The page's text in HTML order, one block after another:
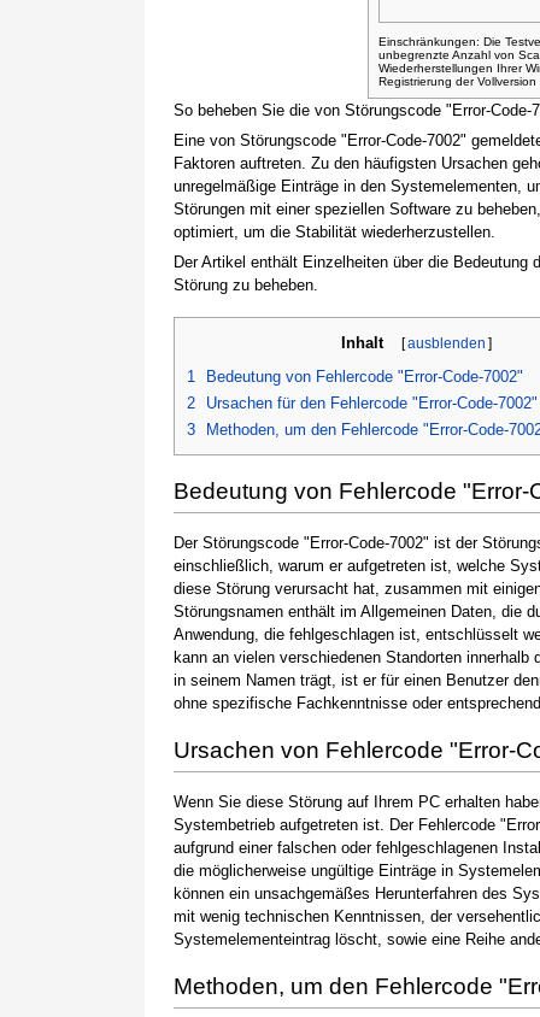
So beheben Sie die von Störungscode "Error-Code-
Eine von Störungscode "Error-Code-7002"
Faktoren auftreten. Zu den häufigsten Ursachen
unregelmäßige Einträge in den Systemelementen,
Störungen mit einer speziellen Software zu
optimiert, um die Stabilität wiederherzustellen.
Der Artikel enthält Einzelheiten über die
Störung zu beheben.
Inhalt [ausblenden ]
1
Bedeutung von Fehlercode "Error-Code-7002"
2
Ursachen für den Fehlercode "Error-Code-7002"
3
Methoden, um den Fehlercode "Error-Code-
Bedeutung von Fehlercode "Error-
Der Störungscode "Error-Code-7002" ist der
einschließlich, warum er aufgetreten ist, welche
diese Störung verursacht hat, zusammen mit
Störungsnamen enthält im Allgemeinen Daten, die
Anwendung, die fehlgeschlagen ist, entschlüsselt
kann an vielen verschiedenen Standorten
in seinem Namen trägt, ist er für einen Benutzer
ohne spezifische Fachkenntnisse oder
Ursachen von Fehlercode "Error-
Wenn Sie diese Störung auf Ihrem PC erhalten
Systembetrieb aufgetreten ist. Der Fehlercode
aufgrund einer falschen oder fehlgeschlagenen
die möglicherweise ungültige Einträge in
können ein unsachgemäßes Herunterfahren des
mit wenig technischen Kenntnissen, der
Systemelementeintrag löscht, sowie eine Reihe
Methoden, um den Fehlercode
Einschränkungen: Die
unbegrenzte Anzahl von
Wiederherstellungen Ihrer
Registrierung der